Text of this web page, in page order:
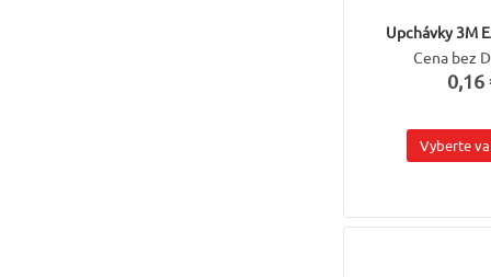
Upchávky 3M
Cena bez
0,16
Vyberte